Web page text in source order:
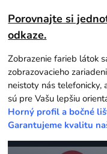
Porovnajte si
odkaze.
Zobrazenie farieb látok
zobrazovacieho
neistoty nás
sú pre Vašu lepšiu
Horný profil a bočné
Garantujeme kvalitu